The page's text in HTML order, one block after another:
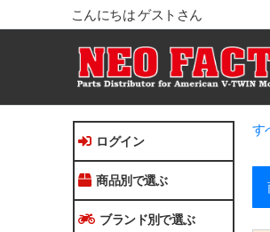
こんにちは ゲストさん
ログイン
商品別で選ぶ
ブランド別で選ぶ
す